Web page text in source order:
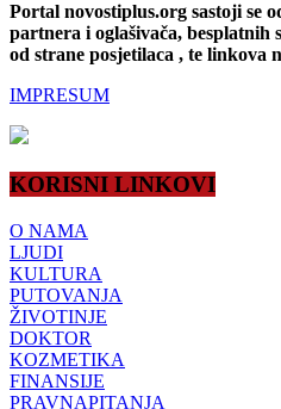
Portal novostiplus.org sastoji se
partnera i oglašivača,
od strane posjetilaca , te linkova
IMPRESUM
KORISNI LINKOVI
O NAMA
LJUDI
KULTURA
PUTOVANJA
ŽIVOTINJE
DOKTOR
KOZMETIKA
FINANSIJE
PRAVNAPITANJA